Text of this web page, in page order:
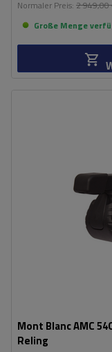
Normaler Preis: 2 949,00
Große Menge
Mont Blanc AMC
Reling